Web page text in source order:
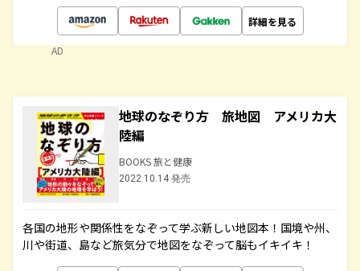
詳細を見る
AD
地球のなぞり方 旅地図 アメリカ大
陸編
BOOKS 旅と健康
2022.10.14 発売
各国の地形や関係性をなぞって学ぶ新しい地図本！国境や州、
川や街道、島など旅気分で地図をなぞって脳もイキイキ！